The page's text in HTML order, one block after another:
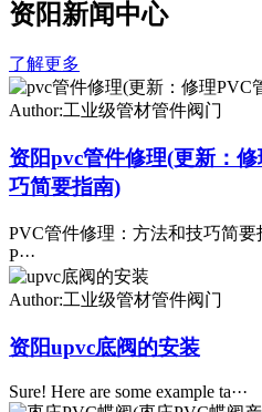
资阳新闻中心
了解更多
Author:工业级管材管件阀门
资阳pvc管件修理(更新：
巧简要指南)
PVC管件修理：方法和技巧简
P···
Author:工业级管材管件阀门
资阳upvc底阀的安装
Sure! Here are some example ta···